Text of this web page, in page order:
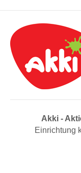
Akki -
Einrichtung